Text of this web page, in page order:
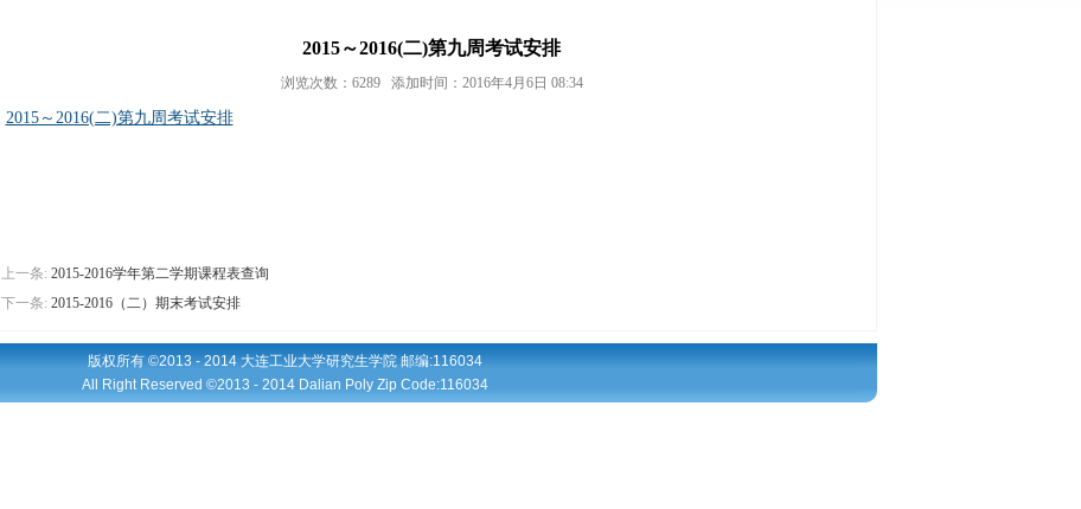
2015～2016(二)第九周考试安排
浏览次数：6289 添加时间：2016年4月6日 08:34
2015～2016(二)第九周考试安排
上一条: 2015-2016学年第二学期课程表查询
下一条: 2015-2016（二）期末考试安排
版权所有 ©2013 - 2014 大连工业大学研究生学院 邮编:116034
All Right Reserved ©2013 - 2014 Dalian Poly Zip Code:116034